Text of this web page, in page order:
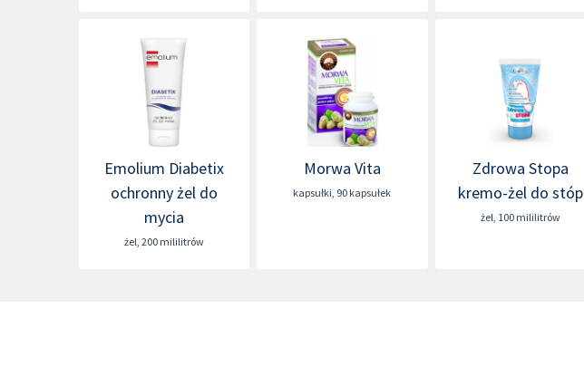
Emolium Diabetix
ochronny żel do
mycia
żel,200 mililitrów
Morwa Vita
kapsułki, 90 kapsułek
Zdrowa Stopa
kremo-żel do stóp
żel, 100 mililitrów